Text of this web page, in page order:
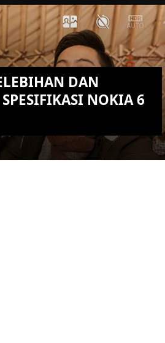
YOU ARE VIEWING MOST
RECENT POST
DAN
NOKIA 6